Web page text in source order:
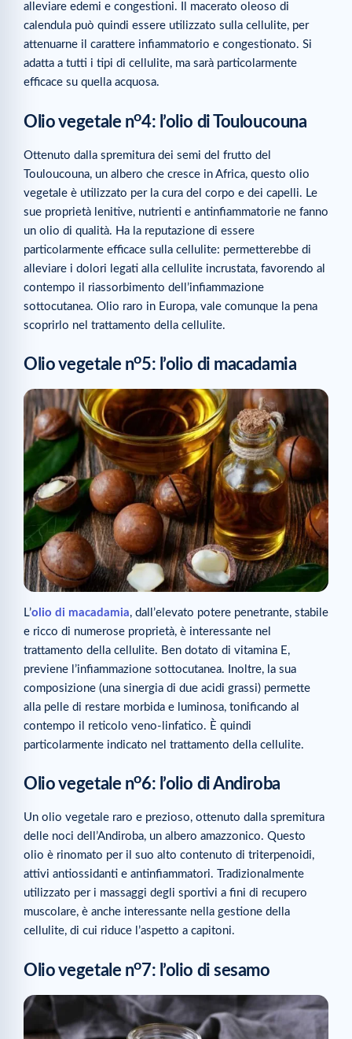
alleviare edemi e congestioni. Il macerato oleoso di
calendula può quindi essere utilizzato sulla cellulite, per
attenuarne il carattere infiammatorio e congestionato. Si
adatta a tutti i tipi di cellulite, ma sarà particolarmente
efficace su quella acquosa.
Olio vegetale no4: l’olio di Touloucouna
Ottenuto dalla spremitura dei semi del frutto del
Touloucouna, un albero che cresce in Africa, questo olio
vegetale è utilizzato per la cura del corpo e dei capelli. Le
sue proprietà lenitive, nutrienti e antinfiammatorie ne fanno
un olio di qualità. Ha la reputazione di essere
particolarmente efficace sulla cellulite: permetterebbe di
alleviare i dolori legati alla cellulite incrustata, favorendo al
contempo il riassorbimento dell’infiammazione
sottocutanea. Olio raro in Europa, vale comunque la pena
scoprirlo nel trattamento della cellulite.
Olio vegetale no5: l’olio di macadamia
L’olio di macadamia, dall’elevato potere penetrante, stabile
e ricco di numerose proprietà, è interessante nel
trattamento della cellulite. Ben dotato di vitamina E,
previene l’infiammazione sottocutanea. Inoltre, la sua
composizione (una sinergia di due acidi grassi) permette
alla pelle di restare morbida e luminosa, tonificando al
contempo il reticolo veno-linfatico. È quindi
particolarmente indicato nel trattamento della cellulite.
Olio vegetale no6: l’olio di Andiroba
Un olio vegetale raro e prezioso, ottenuto dalla spremitura
delle noci dell’Andiroba, un albero amazzonico. Questo
olio è rinomato per il suo alto contenuto di triterpenoidi,
attivi antiossidanti e antinfiammatori. Tradizionalmente
utilizzato per i massaggi degli sportivi a fini di recupero
muscolare, è anche interessante nella gestione della
cellulite, di cui riduce l’aspetto a capitoni.
Olio vegetale no7: l’olio di sesamo